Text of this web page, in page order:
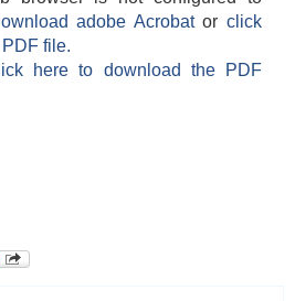
adobe Acrobatorclick
file.
here to download the PDF